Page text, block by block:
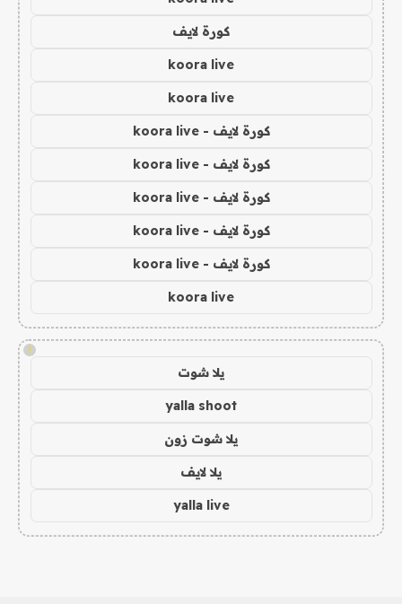
كورة لايف
koora live
koora live
كورة لايف - koora live
كورة لايف - koora live
كورة لايف - koora live
كورة لايف - koora live
كورة لايف - koora live
koora live
!
يلا شوت
yalla shoot
يلا شوت زون
يلا لايف
yalla live